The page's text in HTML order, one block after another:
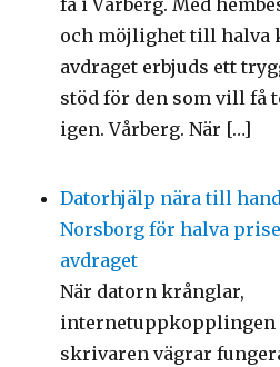
och möjlighet till halva
avdraget erbjuds ett
stöd för den som vill få
igen. Vårberg. När […]
Datorhjälp nära till
Norsborg för halva
avdraget
När datorn krånglar,
internetuppkopplingen
skrivaren vägrar